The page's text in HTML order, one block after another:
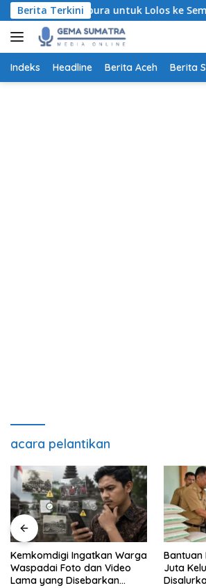
Langsung
ke
konten
Berita Terkini
Singapura untuk Lolos ke Semifinal
Indeks Headline Berita Aceh Berita
acara pelantikan
Kemkomdigi Ingatkan Warga
Waspadai Foto dan Video
Lama yang Disebarkan
Bantuan
Juta